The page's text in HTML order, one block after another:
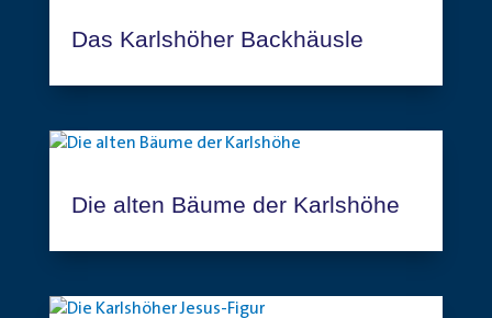
Das Karlshöher Backhäusle
Die alten Bäume der Karlshöhe